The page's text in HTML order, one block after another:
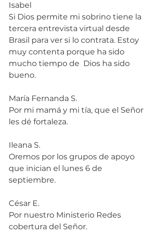
Isabel
Si Dios permite mi sobrino tiene la
tercera entrevista virtual desde
Brasil para ver si lo contrata. Estoy
muy contenta porque ha sido
mucho tiempo de  Dios ha sido
bueno.
María Fernanda S.
Por mi mamá y mi tía, que el Señor
les dé fortaleza.
Ileana S.
Oremos por los grupos de apoyo
que inician el lunes 6 de
septiembre.
César E.
Por nuestro Ministerio Redes
cobertura del Señor.